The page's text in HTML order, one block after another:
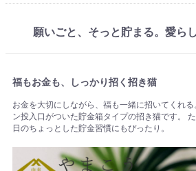
願いごと、そっと貯まる。愛ら
福もお金も、しっかり招く招き猫
お金を大切にしながら、福も一緒に招いてくれ
ン投入口がついた貯金箱タイプの招き猫です。
日のちょっとした貯金習慣にもぴったり。